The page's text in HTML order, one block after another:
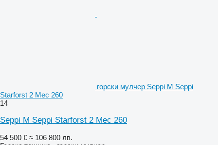
горски мулчер Seppi M Seppi
Starforst 2 Mec 260
14
Seppi M Seppi Starforst 2 Mec 260
54 500 € ≈ 106 800 лв.